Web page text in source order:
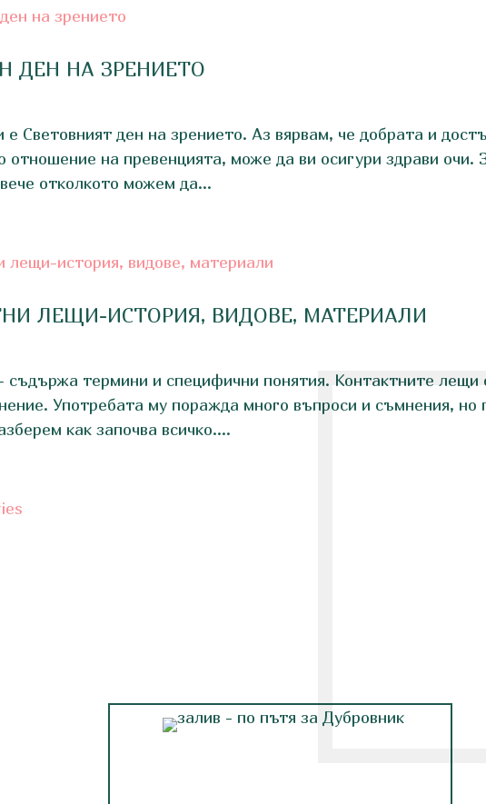
ДЕН НА ЗРЕНИЕТО
е Световният ден на зрението. Аз вярвам, че добрата и
отношение на превенцията, може да ви осигури здрави
отколкото можем да...
ЛЕЩИ-ИСТОРИЯ, ВИДОВЕ, МАТЕРИАЛИ
съдържа термини и специфични понятия. Контактните лещи
Употребата му поражда много въпроси и съмнения,
как започва всичко....